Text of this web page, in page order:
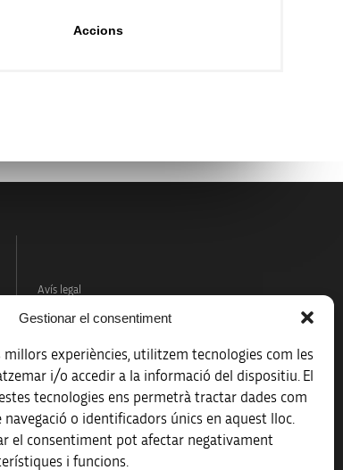
Gestionar el consentiment
millors experiències, utilitzem tecnologies com les
i/o accedir a la informació del dispositiu. El
tecnologies ens permetrà tractar dades com
o identificadors únics en aquest lloc.
el consentiment pot afectar negativament
i funcions.
Accions
Avís legal
Registre d’activitats de tractament
Accessibilitat
Mapa web